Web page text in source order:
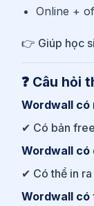
Online +
👉 Giúp học
❓ Câu hỏi
Wordwall có
✔ Có bản
Wordwall có
✔ Có thể in
Wordwall có